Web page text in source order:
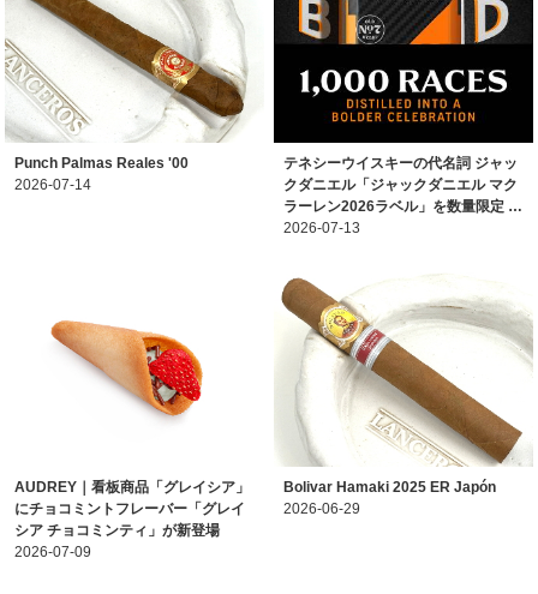
Punch Palmas Reales '00
2026-07-14
テネシーウイスキーの代名詞 ジャッ
クダニエル「ジャックダニエル マク
ラーレン2026ラベル」を数量限定 …
2026-07-13
AUDREY｜看板商品「グレイシア」
にチョコミントフレーバー「グレイ
シア チョコミンティ」が新登場
2026-07-09
Bolivar Hamaki 2025 ER Japón
2026-06-29